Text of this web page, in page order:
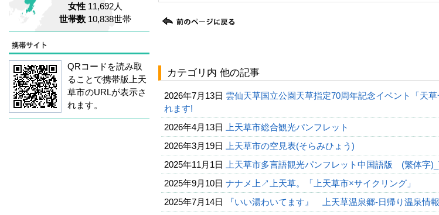
カテゴリ内 他の記事
2026年7月13日 雲仙天草国立公園天草指定70周年記念イベント「天
れます!
2026年4月13日
上天草市総合観光パンフレット
2026年3月19日
上天草市の空見表(そらみひょう)
2025年11月1日
上天草市多言語観光パンフレット中国語版 (繁体字
2025年9月10日 ナナメ上↗上天草。「上天草市×サイクリング」
2025年7月14日
『いい湯わいてます』 上天草温泉郷-日帰り温泉情報
女性 11,692人
世帯数 10,838世帯
QRコードを読み取
ることで携帯版上天
草市のURLが表示さ
れます。